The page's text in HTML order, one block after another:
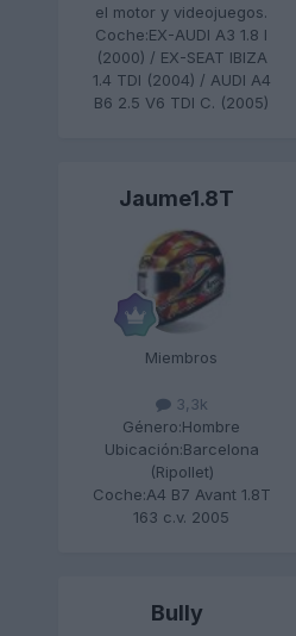
el motor y videojuegos.
Coche:EX-AUDI A3 1.8 I
(2000) / EX-SEAT IBIZA
1.4 TDI (2004) / AUDI A4
B6 2.5 V6 TDI C. (2005)
Jaume1.8T
Miembros
3,3k
Género:Hombre
Ubicación:Barcelona
(Ripollet)
Coche:A4 B7 Avant 1.8T
163 c.v. 2005
Bully